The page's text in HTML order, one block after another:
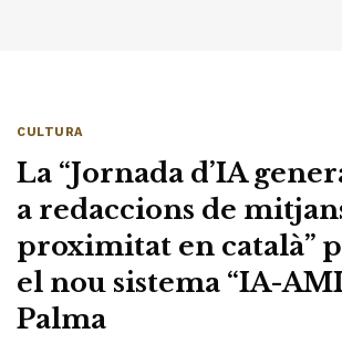
CULTURA
La “Jornada d’IA
a redaccions de
proximitat en català”
el nou sistema “IA-
Palma